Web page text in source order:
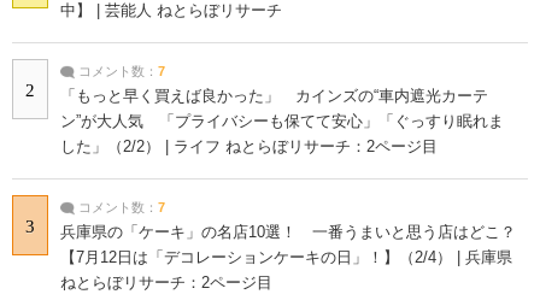
中】 | 芸能人 ねとらぼリサーチ
2
コメント数： 7
「もっと早く買えば良かった」 カインズの“車内遮光カーテ
ン”が大人気 「プライバシーも保てて安心」「ぐっすり眠れま
した」（2/2） | ライフ ねとらぼリサーチ：2ページ目
3
コメント数： 7
兵庫県の「ケーキ」の名店10選！ 一番うまいと思う店はどこ？
【7月12日は「デコレーションケーキの日」！】（2/4） | 兵庫県
ねとらぼリサーチ：2ページ目